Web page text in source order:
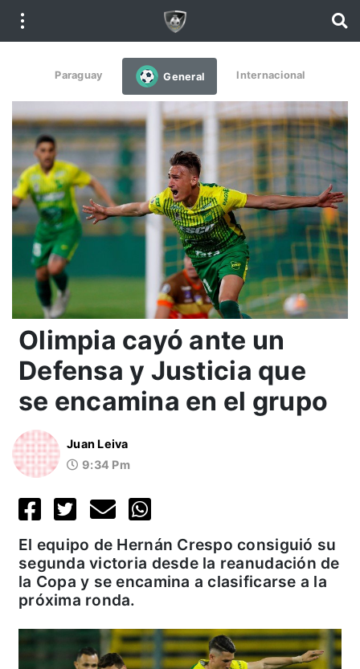
Paraguay General Internacional
Olimpia cayó ante un
Defensa y Justicia que
se encamina en el grupo
Juan Leiva
9:34 Pm
El equipo de Hernán Crespo consiguió su
segunda victoria desde la reanudación de
la Copa y se encamina a clasificarse a la
próxima ronda.